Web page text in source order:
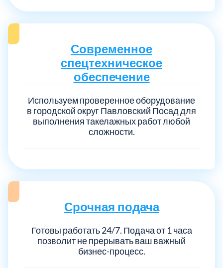
Современное
спецтехническое
обеспечение
Используем проверенное оборудование
в городской округ Павловский Посад для
выполнения такелажных работ любой
сложности.
Срочная подача
Готовы работать 24/7. Подача от 1 часа
позволит не прерывать ваш важный
бизнес-процесс.